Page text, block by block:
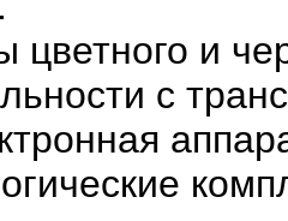
цветного и
с